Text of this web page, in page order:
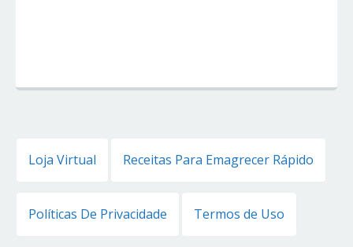
Loja Virtual Receitas Para Emagrecer Rápido
Políticas De Privacidade Termos de Uso